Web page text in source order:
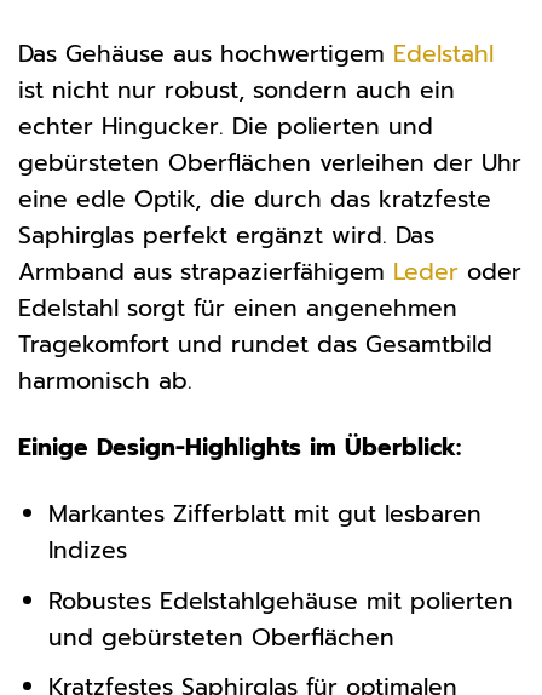
Das Gehäuse aus hochwertigem Edelstahl
ist nicht nur robust, sondern auch ein
echter Hingucker. Die polierten und
gebürsteten Oberflächen verleihen der Uhr
eine edle Optik, die durch das kratzfeste
Saphirglas perfekt ergänzt wird. Das
Armband aus strapazierfähigem Leder oder
Edelstahl sorgt für einen angenehmen
Tragekomfort und rundet das Gesamtbild
harmonisch ab.
Einige Design-Highlights im Überblick:
Markantes Zifferblatt mit gut lesbaren
Indizes
Robustes Edelstahlgehäuse mit polierten
und gebürsteten Oberflächen
Kratzfestes Saphirglas für optimalen